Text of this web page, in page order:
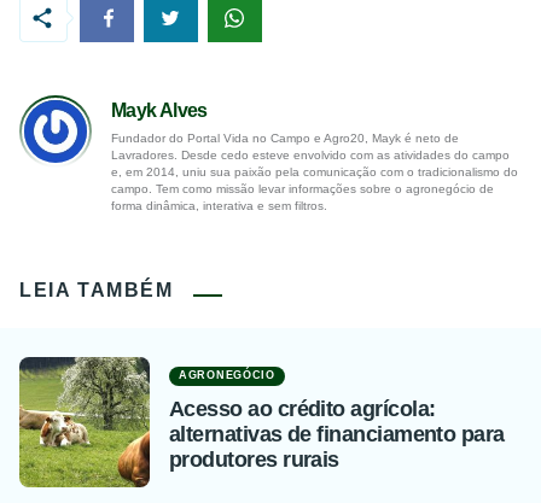
Mayk Alves
Fundador do Portal Vida no Campo e Agro20, Mayk é neto de
Lavradores. Desde cedo esteve envolvido com as atividades do campo
e, em 2014, uniu sua paixão pela comunicação com o tradicionalismo do
campo. Tem como missão levar informações sobre o agronegócio de
forma dinâmica, interativa e sem filtros.
LEIA TAMBÉM
AGRONEGÓCIO
Acesso ao crédito agrícola:
alternativas de financiamento para
produtores rurais